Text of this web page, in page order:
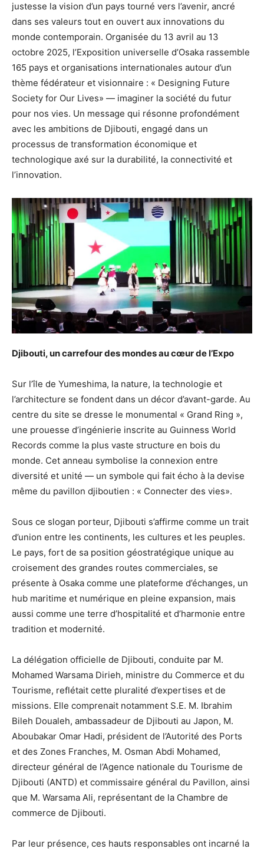
justesse la vision d’un pays tourné vers l’avenir, ancré
dans ses valeurs tout en ouvert aux innovations du
monde contemporain. Organisée du 13 avril au 13
octobre 2025, l’Exposition universelle d’Osaka rassemble
165 pays et organisations internationales autour d’un
thème fédérateur et visionnaire : « Designing Future
Society for Our Lives» — imaginer la société du futur
pour nos vies. Un message qui résonne profondément
avec les ambitions de Djibouti, engagé dans un
processus de transformation économique et
technologique axé sur la durabilité, la connectivité et
l’innovation.
Djibouti, un carrefour des mondes au cœur de l’Expo
Sur l’île de Yumeshima, la nature, la technologie et
l’architecture se fondent dans un décor d’avant-garde. Au
centre du site se dresse le monumental « Grand Ring »,
une prouesse d’ingénierie inscrite au Guinness World
Records comme la plus vaste structure en bois du
monde. Cet anneau symbolise la connexion entre
diversité et unité — un symbole qui fait écho à la devise
même du pavillon djiboutien : « Connecter des vies».
Sous ce slogan porteur, Djibouti s’affirme comme un trait
d’union entre les continents, les cultures et les peuples.
Le pays, fort de sa position géostratégique unique au
croisement des grandes routes commerciales, se
présente à Osaka comme une plateforme d’échanges, un
hub maritime et numérique en pleine expansion, mais
aussi comme une terre d’hospitalité et d’harmonie entre
tradition et modernité.
La délégation officielle de Djibouti, conduite par M.
Mohamed Warsama Dirieh, ministre du Commerce et du
Tourisme, reflétait cette pluralité d’expertises et de
missions. Elle comprenait notamment S.E. M. Ibrahim
Bileh Doualeh, ambassadeur de Djibouti au Japon, M.
Aboubakar Omar Hadi, président de l’Autorité des Ports
et des Zones Franches, M. Osman Abdi Mohamed,
directeur général de l’Agence nationale du Tourisme de
Djibouti (ANTD) et commissaire général du Pavillon, ainsi
que M. Warsama Ali, représentant de la Chambre de
commerce de Djibouti.
Par leur présence, ces hauts responsables ont incarné la